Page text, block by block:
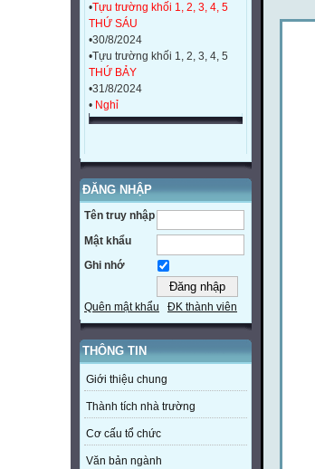
•Tựu trường khối 1, 2, 3, 4, 5
THỨ SÁU
•30/8/2024
•Tựu trường khối 1, 2, 3, 4, 5
THỨ BẢY
•31/8/2024
• Nghỉ
ĐĂNG NHẬP
Tên truy nhập
Mật khẩu
Ghi nhớ
Quên mật khẩu ĐK thành viên
THÔNG TIN
Giới thiệu chung
Thành tích nhà trường
Cơ cấu tổ chức
Văn bản ngành